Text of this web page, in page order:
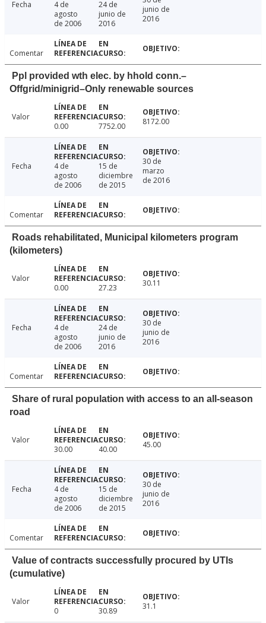
Fecha
4 de
agosto
de 2006
24 de
junio de
2016
junio de
2016
Comentar
Ppl provided wth elec. by hhold conn.–
Offgrid/minigrid–Only renewable sources
Valor
0.00
7752.00 8172.00
Fecha
4 de
agosto
de 2006
15 de
diciembre
de 2015
30 de
marzo
de 2016
Comentar
Roads rehabilitated, Municipal kilometers program
(kilometers)
Valor
0.00
27.23 30.11
Fecha
4 de
agosto
de 2006
24 de
junio de
2016
30 de
junio de
2016
Comentar
Share of rural population with access to an all-season
road
Valor
30.00
40.00 45.00
Fecha
4 de
agosto
de 2006
15 de
diciembre
de 2015
30 de
junio de
2016
Comentar
Value of contracts successfully procured by UTIs
(cumulative)
Valor
0
30.89 31.1